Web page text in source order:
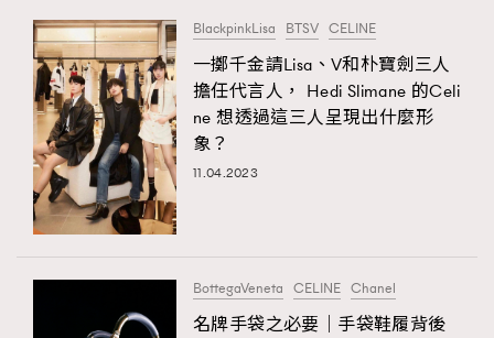
BlackpinkLisa BTSV CELINE
一擲千金請Lisa、V和朴寶劍三人
擔任代言人， Hedi Slimane 的Celi
ne 想透過這三人呈現出什麼形
象？
11.04.2023
BottegaVeneta CELINE Chanel
名牌手袋之必要｜手袋鞋履背後